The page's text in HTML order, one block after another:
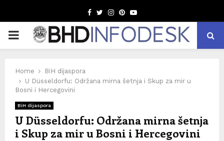
Facebook
TwitterInstagram
Pinterest
Youtube
PRIMARY
Home
BiH dijaspora
U Düsseldorfu: Održana mirna šetnja i Skup za mir u
Bosni i Hercegovini
BiH dijaspora
U Düsseldorfu: Održana mirna šetnja
i Skup za mir u Bosni i Hercegovini